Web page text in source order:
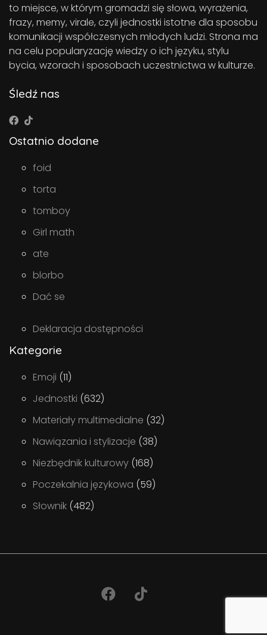
to miejsce, w którym gromadzi się słowa, wyrażenia,
frazy, memy, virale, czyli jednostki istotne dla sposobu
komunikacji współczesnych młodych ludzi. Strona ma
na celu popularyzację wiedzy o ich języku, stylu
bycia, wzorach i sposobach uczestnictwa w kulturze.
Śledź nas
Ostatnio dodane
foid
torta
tomboy
Girl math
ate
blorbo
Dać se
Deklaracja dostępności
Kategorie
Emoji (11)
Jednostki (632)
Materiały multimedialne (32)
Nawiązania i stylizacje (38)
Niezbędnik kulturowy (168)
Poczekalnia językowa (59)
Słownik (482)